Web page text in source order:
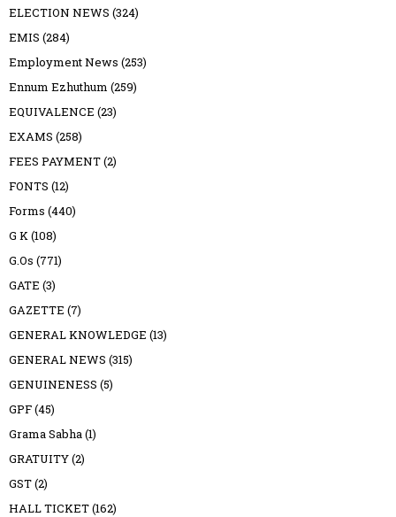
ELECTION NEWS (324)
EMIS (284)
Employment News (253)
Ennum Ezhuthum (259)
EQUIVALENCE (23)
EXAMS (258)
FEES PAYMENT(2)
FONTS (12)
Forms (440)
G K(108)
G.Os (771)
GATE (3)
GAZETTE (7)
GENERAL KNOWLEDGE (13)
GENERAL NEWS (315)
GENUINENESS (5)
GPF(45)
Grama Sabha(1)
GRATUITY(2)
GST(2)
HALL TICKET(162)